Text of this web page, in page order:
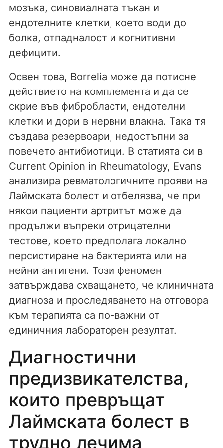
мозъка, синовиалната тъкан и
ендотелните клетки, което води до
болка, отпадналост и когнитивни
дефицити.
Освен това, Borrelia може да потисне
действието на комплемента и да се
скрие във фибробласти, ендотелни
клетки и дори в нервни влакна. Така тя
създава резервоари, недостъпни за
повечето антибиотици. В статията си в
Current Opinion in Rheumatology, Evans
анализира ревматологичните прояви на
Лаймската болест и отбелязва, че при
някои пациенти артритът може да
продължи въпреки отрицателни
тестове, което предполага локално
персистиране на бактерията или на
нейни антигени. Този феномен
затвърждава схващането, че клиничната
диагноза и проследяването на отговора
към терапията са по-важни от
единичния лабораторен резултат.
Диагностични
предизвикателства,
които превръщат
Лаймската болест в
трудно лечима